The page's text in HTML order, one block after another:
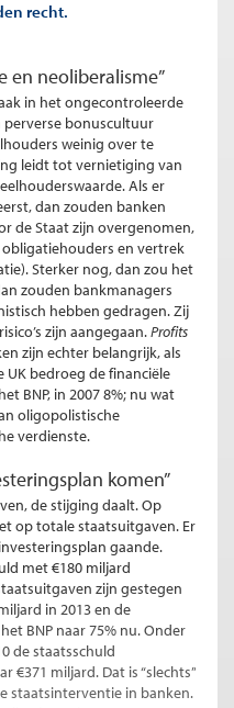
recht.
en neoliberalisme”
in het ongecontroleerde
perverse bonuscultuur
weinig over te
leidt tot vernietiging van
Als er
dan zouden banken
de Staat zijn overgenomen,
en vertrek
Sterker nog, dan zou het
zouden bankmanagers
hebben gedragen. Zij
zijn aangegaan.Profits
zijn echter belangrijk, als
bedroeg de financiële
BNP, in 2007 8%; nu wat
oligopolistische
verdienste.
komen”
de stijging daalt. Op
op totale staatsuitgaven. Er
gaande.
met €180 miljard
zijn gestegen
in 2013 en de
BNP naar 75% nu. Onder
de staatsschuld
€371 miljard. Dat is “slechts”
staatsinterventie in banken.